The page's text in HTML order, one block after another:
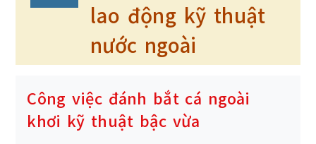
lao động kỹ thuật
nước ngoài
Công việc đánh bắt cá ngoài
khơi kỹ thuật bậc vừa